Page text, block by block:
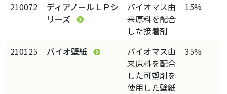
210072
ディアノールＬＰシ
リーズ
バイオマス由
来原料を配合
した接着剤
15%
210125 バイオ壁紙
バイオマス由
来原料を配合
した可塑剤を
使用した壁紙
35%